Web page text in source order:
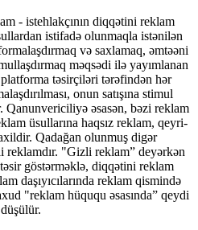
- istehlakçının diqqətini reklam
istifadə olunmaqla istənilən
və saxlamaq, əmtəəni
məqsədi ilə yayımlanan
təsirçiləri tərəfindən hər
onun satışına stimul
Qanunvericiliyə əsasən, bəzi reklam
üsullarına haqsız reklam, qeyri-
Qadağan olunmuş digər
reklamdır. "Gizli reklam” deyərkən
göstərməklə, diqqətini reklam
daşıyıcılarında reklam qismində
"reklam hüququ əsasında” qeydi